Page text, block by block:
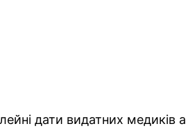
дати видатних медиків